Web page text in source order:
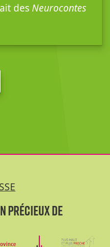
desNeurocontes
précieux de